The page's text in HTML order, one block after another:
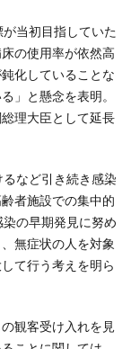
当初目指していた
の使用率が依然高
化していることな
」と懸念を表明。
理大臣として延長
など引き続き感染
者施設での集中的
の早期発見に努め
無症状の人を対象
て行う考えを明ら
観客受け入れを見